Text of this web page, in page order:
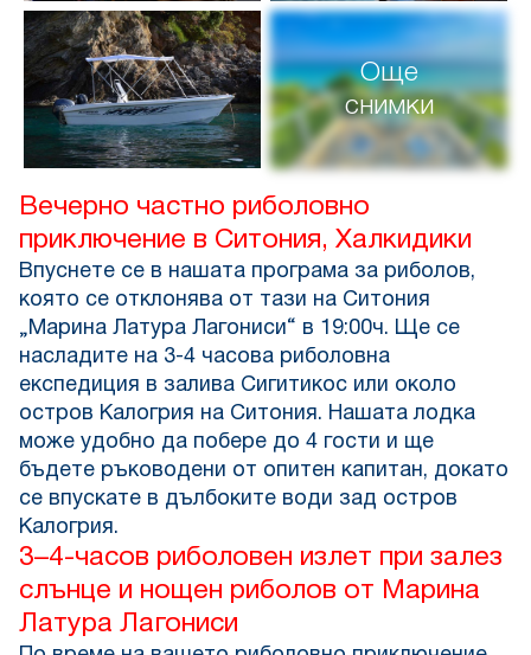
Още
снимки
Вечерно частно риболовно
приключение в Ситония, Халкидики
Впуснете се в нашата програма за риболов,
която се отклонява от тази на Ситония
„Марина Латура Лагониси“ в 19:00ч. Ще се
насладите на 3-4 часова риболовна
експедиция в залива Сигитикос или около
остров Калогрия на Ситония. Нашата лодка
може удобно да побере до 4 гости и ще
бъдете ръководени от опитен капитан, докато
се впускате в дълбоките води зад остров
Калогрия.
3–4-часов риболовен излет при залез
слънце и нощен риболов от Марина
Латура Лагониси